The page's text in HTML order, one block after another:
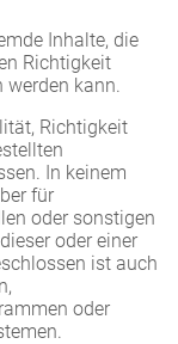
Inhalte, die
Richtigkeit
werden kann.
Richtigkeit
In keinem
für
oder sonstigen
oder einer
ist auch
oder